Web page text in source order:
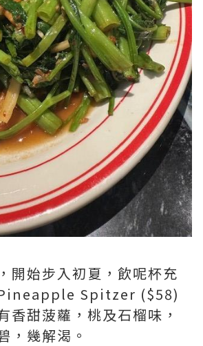
開始步入初夏，飲呢杯充
Spitzer ($58)
香甜菠蘿，桃及石榴味，
，幾解渴。